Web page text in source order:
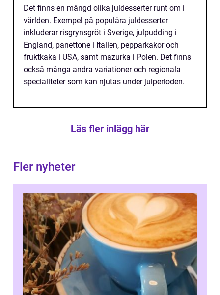
Det finns en mängd olika juldesserter runt om i
världen. Exempel på populära juldesserter
inkluderar risgrynsgröt i Sverige, julpudding i
England, panettone i Italien, pepparkakor och
fruktkaka i USA, samt mazurka i Polen. Det finns
också många andra variationer och regionala
specialiteter som kan njutas under julperioden.
Läs fler inlägg här
Fler nyheter